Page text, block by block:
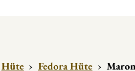
Hüte › Fedora Hüte ›